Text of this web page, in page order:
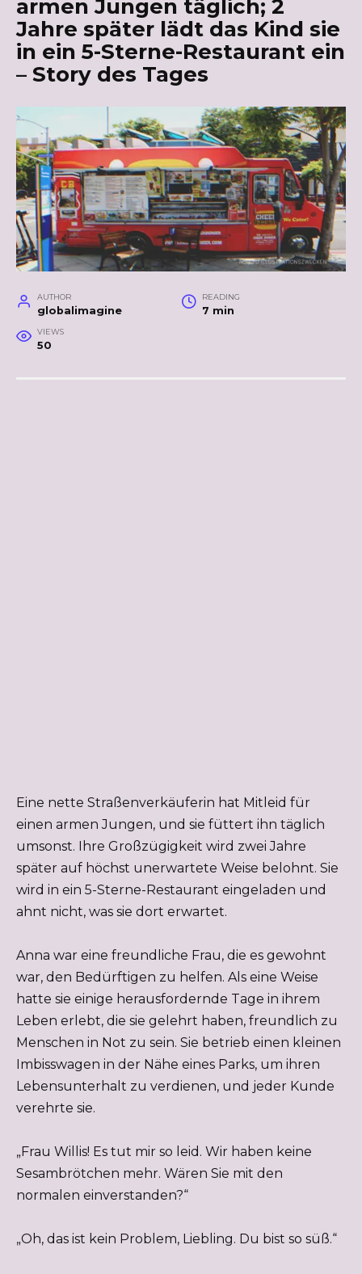
armen Jungen täglich; 2
Jahre später lädt das Kind sie
in ein 5-Sterne-Restaurant ein
– Story des Tages
AUTHOR
globalimagine
READING
7 min
VIEWS
50
Eine nette Straßenverkäuferin hat Mitleid für
einen armen Jungen, und sie füttert ihn täglich
umsonst. Ihre Großzügigkeit wird zwei Jahre
später auf höchst unerwartete Weise belohnt. Sie
wird in ein 5-Sterne-Restaurant eingeladen und
ahnt nicht, was sie dort erwartet.
Anna war eine freundliche Frau, die es gewohnt
war, den Bedürftigen zu helfen. Als eine Weise
hatte sie einige herausfordernde Tage in ihrem
Leben erlebt, die sie gelehrt haben, freundlich zu
Menschen in Not zu sein. Sie betrieb einen kleinen
Imbisswagen in der Nähe eines Parks, um ihren
Lebensunterhalt zu verdienen, und jeder Kunde
verehrte sie.
„Frau Willis! Es tut mir so leid. Wir haben keine
Sesambrötchen mehr. Wären Sie mit den
normalen einverstanden?“
„Oh, das ist kein Problem, Liebling. Du bist so süß.“